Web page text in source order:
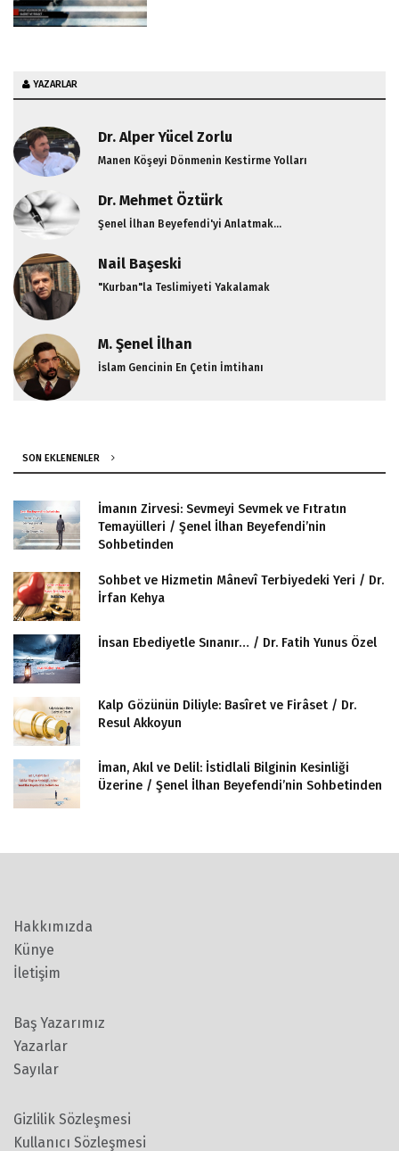
YAZARLAR
Dr. Alper Yücel Zorlu
Manen Köşeyi Dönmenin Kestirme Yolları
Dr. Mehmet Öztürk
Şenel İlhan Beyefendi'yi Anlatmak...
Nail Başeski
"Kurban"la Teslimiyeti Yakalamak
M. Şenel İlhan
İslam Gencinin En Çetin İmtihanı
SON EKLENENLER
İmanın Zirvesi: Sevmeyi Sevmek ve Fıtratın
Temayülleri / Şenel İlhan Beyefendi’nin
Sohbetinden
Sohbet ve Hizmetin Mânevî Terbiyedeki Yeri / Dr.
İrfan Kehya
İnsan Ebediyetle Sınanır… / Dr. Fatih Yunus Özel
Kalp Gözünün Diliyle: Basîret ve Firâset / Dr.
Resul Akkoyun
İman, Akıl ve Delil: İstidlali Bilginin Kesinliği
Üzerine / Şenel İlhan Beyefendi’nin Sohbetinden
Hakkımızda
Künye
İletişim
Baş Yazarımız
Yazarlar
Sayılar
Gizlilik Sözleşmesi
Kullanıcı Sözleşmesi